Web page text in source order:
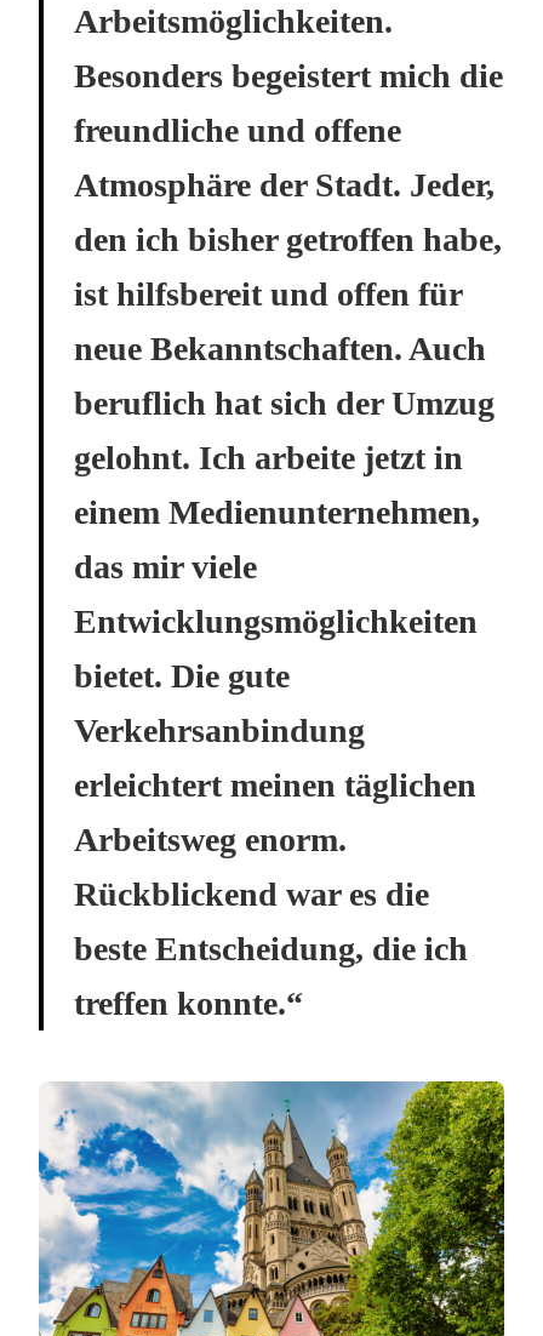
Arbeitsmöglichkeiten.
Besonders begeistert mich die
freundliche und offene
Atmosphäre der Stadt. Jeder,
den ich bisher getroffen habe,
ist hilfsbereit und offen für
neue Bekanntschaften. Auch
beruflich hat sich der Umzug
gelohnt. Ich arbeite jetzt in
einem Medienunternehmen,
das mir viele
Entwicklungsmöglichkeiten
bietet. Die gute
Verkehrsanbindung
erleichtert meinen täglichen
Arbeitsweg enorm.
Rückblickend war es die
beste Entscheidung, die ich
treffen konnte.“